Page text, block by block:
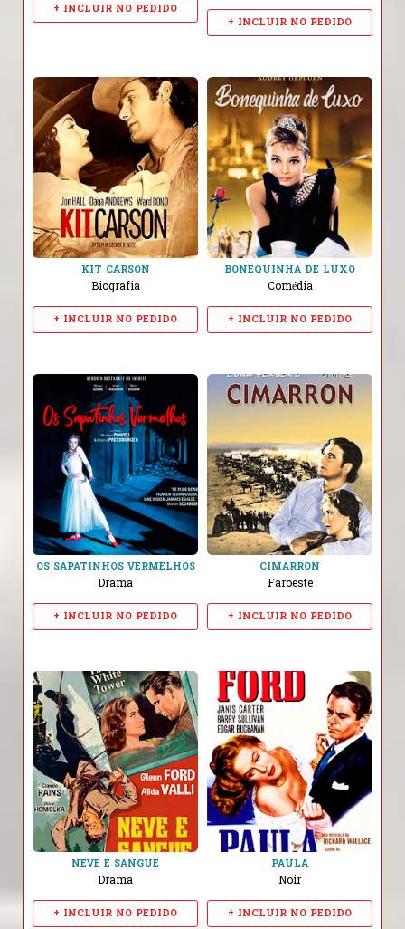
+ INCLUIR NO PEDIDO
+ INCLUIR NO PEDIDO
KIT CARSON
Biografia
+ INCLUIR NO PEDIDO
BONEQUINHA DE LUXO
Comédia
+ INCLUIR NO PEDIDO
OS SAPATINHOS VERMELHOS
Drama
+ INCLUIR NO PEDIDO
CIMARRON
Faroeste
+ INCLUIR NO PEDIDO
NEVE E SANGUE
Drama
+ INCLUIR NO PEDIDO
PAULA
Noir
+ INCLUIR NO PEDIDO